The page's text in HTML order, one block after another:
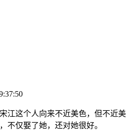
江这个人向来不近美色，但不近美
不仅娶了她，还对她很好。